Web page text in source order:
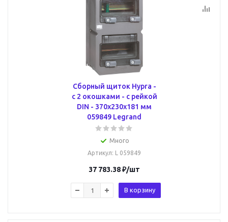
Сборный щиток Hypra -
с 2 окошками - с рейкой
DIN - 370x230x181 мм
059849 Legrand
Много
Артикул: L 059849
37 783.38₽/шт
В корзину